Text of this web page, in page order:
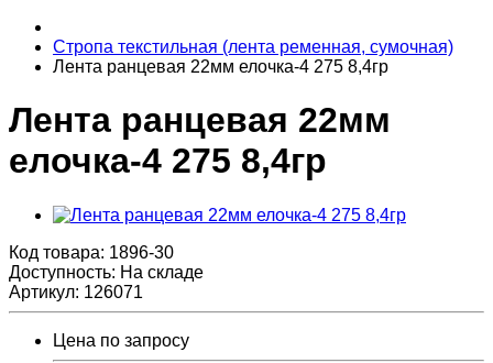
Стропа текстильная (лента ременная, сумочная)
Лента ранцевая 22мм елочка-4 275 8,4гр
Лента ранцевая 22мм
елочка-4 275 8,4гр
Код товара: 1896-30
Доступность: На складе
Артикул: 126071
Цена по запросу